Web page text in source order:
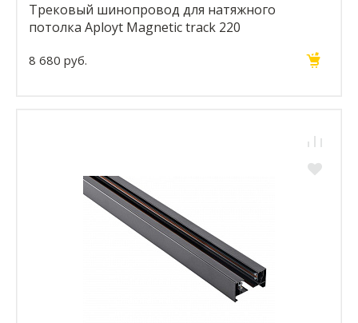
Трековый шинопровод для натяжного
потолка Aployt Magnetic track 220
8 680 руб.